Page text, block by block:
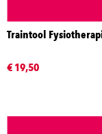
Traintool
€ 19,50